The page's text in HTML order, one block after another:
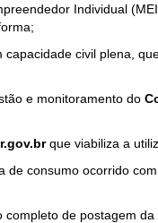
Individual
civil plena,
e monitoramento do
que viabiliza a
de consumo ocorrido
de postagem